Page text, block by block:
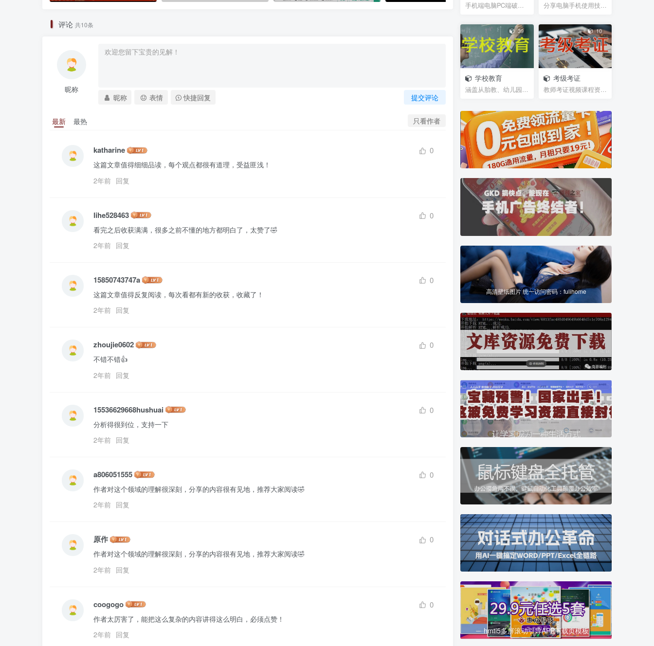
评论 共10条
昵称
提交评论
昵称 表情 快捷回复
最新 最热 只看作者
katharine 0
这篇文章值得细细品读，每个观点都很有道理，受益匪浅！
2年前 回复
lihe528463 0
看完之后收获满满，很多之前不懂的地方都明白了，太赞了🤣
2年前 回复
15850743747a 0
这篇文章值得反复阅读，每次看都有新的收获，收藏了！
2年前 回复
zhoujie0602 0
不错不错👍
2年前 回复
15536629668hushuai 0
分析得很到位，支持一下
2年前 回复
a806051555 0
作者对这个领域的理解很深刻，分享的内容很有见地，推荐大家阅读🤣
2年前 回复
原作 0
作者对这个领域的理解很深刻，分享的内容很有见地，推荐大家阅读🤣
2年前 回复
coogogo 0
作者太厉害了，能把这么复杂的内容讲得这么明白，必须点赞！
2年前 回复
手机端电脑PC端破解游戏，经典游戏 分享电脑手机使用技巧，及辅助软件插件等小工具，帮...
39
学校教育
涵盖从胎教、幼儿园、学前班、小学、初中、高中、大...
10
考级考证
教师考证视频课程资源，笔试试题，面试攻略等等网盘...
高清壁纸图片 统一访问密码：fulihome
hmtl5多屏滚动引导APP下载页模板